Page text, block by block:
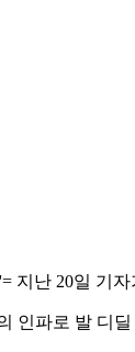
난 20일 기자
인파로 발 디